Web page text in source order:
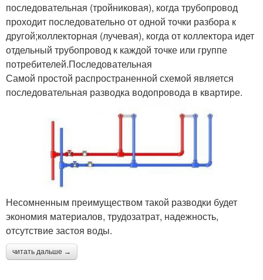
последовательная (тройниковая), когда трубопровод
проходит последовательно от одной точки разбора к
другой;коллекторная (лучевая), когда от коллектора идет
отдельный трубопровод к каждой точке или группе
потребителей.Последовательная
Самой простой распространенной схемой является
последовательная разводка водопровода в квартире.
Несомненным преимуществом такой разводки будет
экономия материалов, трудозатрат, надежность,
отсутствие застоя воды.
читать дальше →